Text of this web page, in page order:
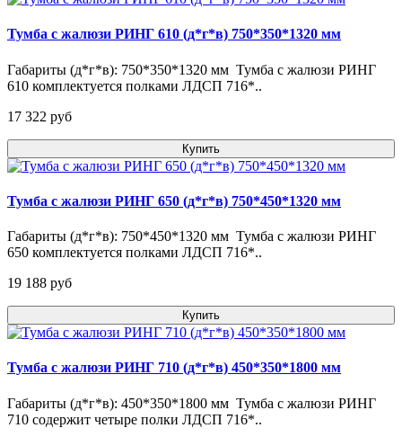
Тумба с жалюзи РИНГ 610 (д*г*в) 750*350*1320 мм
Габариты (д*г*в): 750*350*1320 мм Тумба с жалюзи РИНГ
610 комплектуется полками ЛДСП 716*..
17 322 pуб
Купить
Тумба с жалюзи РИНГ 650 (д*г*в) 750*450*1320 мм
Габариты (д*г*в): 750*450*1320 мм Тумба с жалюзи РИНГ
650 комплектуется полками ЛДСП 716*..
19 188 pуб
Купить
Тумба с жалюзи РИНГ 710 (д*г*в) 450*350*1800 мм
Габариты (д*г*в): 450*350*1800 мм Тумба с жалюзи РИНГ
710 содержит четыре полки ЛДСП 716*..